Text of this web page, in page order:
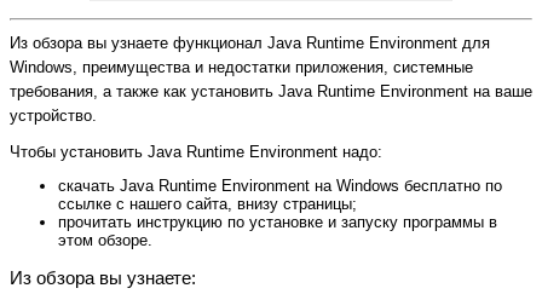
Из обзора вы узнаете функционал Java Runtime Environment для
Windows, преимущества и недостатки приложения, системные
требования, а также как установить Java Runtime Environment на ваше
устройство.
Чтобы установить Java Runtime Environment надо:
скачать Java Runtime Environment на Windows бесплатно по
ссылке с нашего сайта, внизу страницы;
прочитать инструкцию по установке и запуску программы в
этом обзоре.
Из обзора вы узнаете: